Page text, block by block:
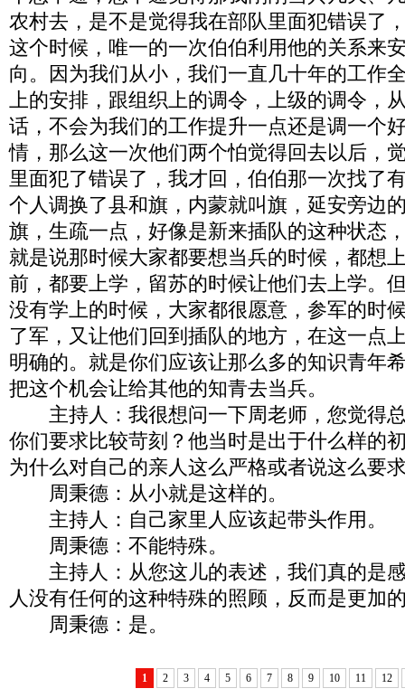
农村去，是不是觉得我在部队里面犯错误了
这个时候，唯一的一次伯伯利用他的关系来
向。因为我们从小，我们一直几十年的工作
上的安排，跟组织上的调令，上级的调令，
话，不会为我们的工作提升一点还是调一个
情，那么这一次他们两个怕觉得回去以后，
里面犯了错误了，我才回，伯伯那一次找了
个人调换了县和旗，内蒙就叫旗，延安旁边
旗，生疏一点，好像是新来插队的这种状态
就是说那时候大家都要想当兵的时候，都想
前，都要上学，留苏的时候让他们去上学。
没有学上的时候，大家都很愿意，参军的时
了军，又让他们回到插队的地方，在这一点
明确的。就是你们应该让那么多的知识青年
把这个机会让给其他的知青去当兵。
主持人：我很想问一下周老师，您觉得
你们要求比较苛刻？他当时是出于什么样的
为什么对自己的亲人这么严格或者说这么要
周秉德：从小就是这样的。
主持人：自己家里人应该起带头作用。
周秉德：不能特殊。
主持人：从您这儿的表述，我们真的是
人没有任何的这种特殊的照顾，反而是更加
周秉德：是。
1 2 3 4 5 6 7 8 9 10 11 12